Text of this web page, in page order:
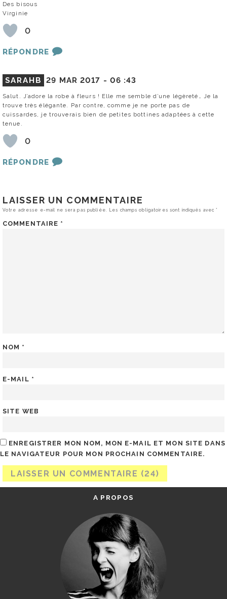
Des bisous
Virginie
0
RÉPONDRE
SARAHB 29 MAR 2017 - 06 :43
Salut. J’adore la robe à fleurs ! Elle me semble d’une légèreté… Je la
trouve très élégante. Par contre, comme je ne porte pas de
cuissardes, je trouverais bien de petites bottines adaptées à cette
tenue.
0
RÉPONDRE
LAISSER UN COMMENTAIRE
Votre adresse e-mail ne sera pas publiée. Les champs obligatoires sont indiqués avec*
COMMENTAIRE *
NOM *
E-MAIL *
SITE WEB
ENREGISTRER MON NOM, MON E-MAIL ET MON SITE DANS
LE NAVIGATEUR POUR MON PROCHAIN COMMENTAIRE.
A PROPOS